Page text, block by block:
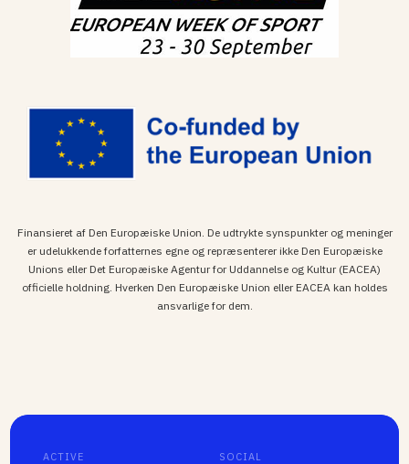
Finansieret af Den Europæiske Union. De udtrykte synspunkter og meninger
er udelukkende forfatternes egne og repræsenterer ikke Den Europæiske
Unions eller Det Europæiske Agentur for Uddannelse og Kultur (EACEA)
officielle holdning. Hverken Den Europæiske Union eller EACEA kan holdes
ansvarlige for dem.
ACTIVE
SOCIAL